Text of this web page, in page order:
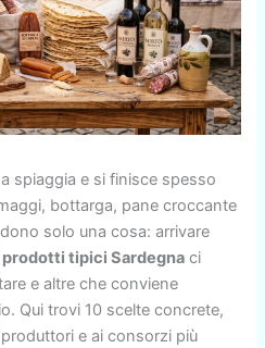
spiaggia e si finisce spesso
bottarga, pane croccante
solo una cosa: arrivare
prodotti tipici Sardegna ci
e altre che conviene
Qui trovi 10 scelte concrete,
e ai consorzi più